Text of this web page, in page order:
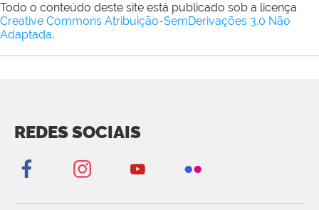
Todo o conteúdo deste site está publicado sob a licença
Creative Commons Atribuição-SemDerivações 3.0 Não
Adaptada.
REDES SOCIAIS